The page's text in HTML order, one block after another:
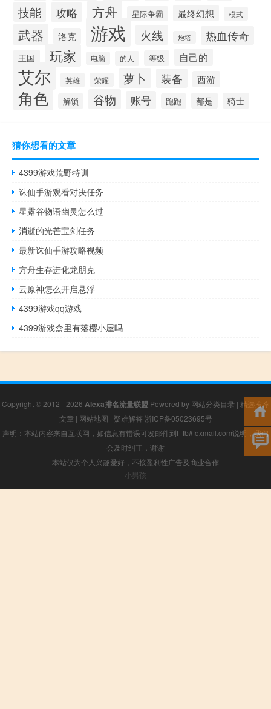
技能 攻略 方舟 星际争霸 最终幻想 模式
武器 洛克 游戏 火线 炮塔 热血传奇
王国 玩家 电脑 的人 等级 自己的
艾尔 英雄 荣耀 萝卜 装备 西游
角色 解锁 谷物 账号 跑跑 都是 骑士
猜你想看的文章
4399游戏荒野特训
诛仙手游观看对决任务
星露谷物语幽灵怎么过
消逝的光芒宝剑任务
最新诛仙手游攻略视频
方舟生存进化龙朋克
云原神怎么开启悬浮
4399游戏qq游戏
4399游戏盒里有落樱小屋吗
Copyright © 2012 - 2026 Alexa排名流量联盟 Powered by 网站分类目录 | 精选推荐
文章 | 网站地图 | 疑难解答 浙ICP备05023695号
声明：本站内容来自互联网，如信息有错误可发邮件到f_fb#foxmail.com说明，我们
会及时纠正，谢谢
本站仅为个人兴趣爱好，不接盈利性广告及商业合作
小男孩